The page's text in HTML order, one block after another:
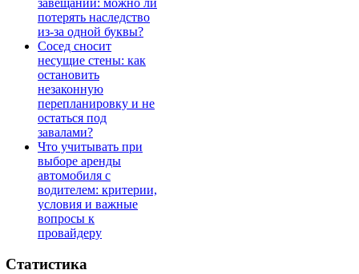
завещании: можно ли
потерять наследство
из-за одной буквы?
Сосед сносит
несущие стены: как
остановить
незаконную
перепланировку и не
остаться под
завалами?
Что учитывать при
выборе аренды
автомобиля с
водителем: критерии,
условия и важные
вопросы к
провайдеру
Статистика